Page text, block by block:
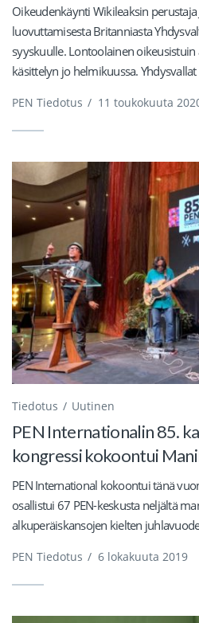
Oikeudenkäynti Wikileaksin perustaja
luovuttamisesta Britanniasta
syyskuulle. Lontoolainen
käsittelyn jo helmikuussa. Yhdysvallat
PEN Tiedotus / 11 toukokuuta
Tiedotus Uutinen
PEN Internationalin 85.
kongressi kokoontui
PEN International kokoontui tänä
osallistui 67 PEN-keskusta neljältä
alkuperäiskansojen kielten
PEN Tiedotus / 6 lokakuuta 2019